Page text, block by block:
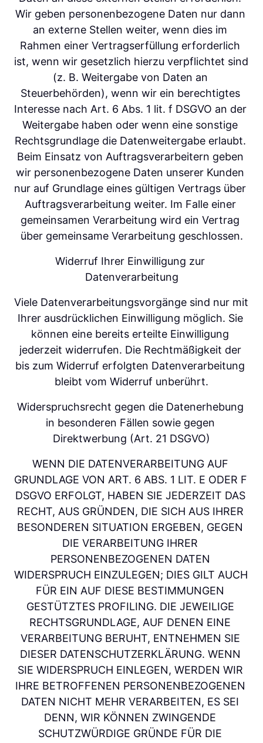
Wir geben personenbezogene Daten nur dann
an externe Stellen weiter, wenn dies im
Rahmen einer Vertragserfüllung erforderlich
ist, wenn wir gesetzlich hierzu verpflichtet sind
(z. B. Weitergabe von Daten an
Steuerbehörden), wenn wir ein berechtigtes
Interesse nach Art. 6 Abs. 1 lit. f DSGVO an der
Weitergabe haben oder wenn eine sonstige
Rechtsgrundlage die Datenweitergabe erlaubt.
Beim Einsatz von Auftragsverarbeitern geben
wir personenbezogene Daten unserer Kunden
nur auf Grundlage eines gültigen Vertrags über
Auftragsverarbeitung weiter. Im Falle einer
gemeinsamen Verarbeitung wird ein Vertrag
über gemeinsame Verarbeitung geschlossen.
Widerruf Ihrer Einwilligung zur
Datenverarbeitung
Viele Datenverarbeitungsvorgänge sind nur mit
Ihrer ausdrücklichen Einwilligung möglich. Sie
können eine bereits erteilte Einwilligung
jederzeit widerrufen. Die Rechtmäßigkeit der
bis zum Widerruf erfolgten Datenverarbeitung
bleibt vom Widerruf unberührt.
Widerspruchsrecht gegen die Datenerhebung
in besonderen Fällen sowie gegen
Direktwerbung (Art. 21 DSGVO)
WENN DIE DATENVERARBEITUNG AUF
GRUNDLAGE VON ART. 6 ABS. 1 LIT. E ODER F
DSGVO ERFOLGT, HABEN SIE JEDERZEIT DAS
RECHT, AUS GRÜNDEN, DIE SICH AUS IHRER
BESONDEREN SITUATION ERGEBEN, GEGEN
DIE VERARBEITUNG IHRER
PERSONENBEZOGENEN DATEN
WIDERSPRUCH EINZULEGEN; DIES GILT AUCH
FÜR EIN AUF DIESE BESTIMMUNGEN
GESTÜTZTES PROFILING. DIE JEWEILIGE
RECHTSGRUNDLAGE, AUF DENEN EINE
VERARBEITUNG BERUHT, ENTNEHMEN SIE
DIESER DATENSCHUTZERKLÄRUNG. WENN
SIE WIDERSPRUCH EINLEGEN, WERDEN WIR
IHRE BETROFFENEN PERSONENBEZOGENEN
DATEN NICHT MEHR VERARBEITEN, ES SEI
DENN, WIR KÖNNEN ZWINGENDE
SCHUTZWÜRDIGE GRÜNDE FÜR DIE